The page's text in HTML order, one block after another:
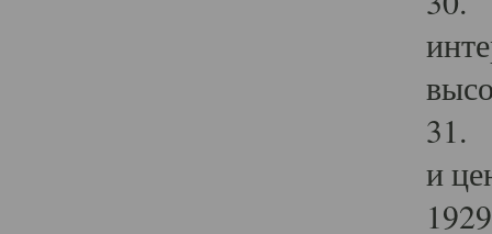
31.
и